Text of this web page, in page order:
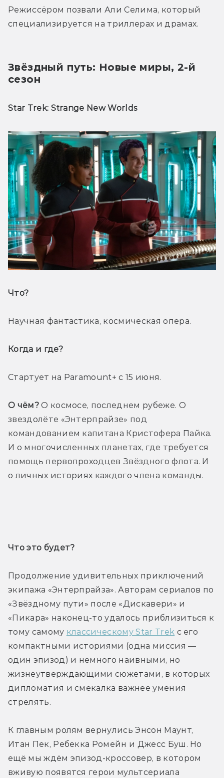
Режиссёром позвали Али Селима, который
специализируется на триллерах и драмах.
Звёздный путь: Новые миры, 2-й
сезон
Star Trek: Strange New Worlds
Что?
Научная фантастика, космическая опера.
Когда и где?
Стартует на Paramount+ с 15 июня.
О чём? О космосе, последнем рубеже. О
звездолёте «Энтерпрайзе» под
командованием капитана Кристофера Пайка.
И о многочисленных планетах, где требуется
помощь первопроходцев Звёздного флота. И
о личных историях каждого члена команды.
Что это будет?
Продолжение удивительных приключений
экипажа «Энтерпрайза». Авторам сериалов по
«Звёздному пути» после «Дискавери» и
«Пикара» наконец-то удалось приблизиться к
тому самому классическому Star Trek с его
компактными историями (одна миссия —
один эпизод) и немного наивными, но
жизнеутверждающими сюжетами, в которых
дипломатия и смекалка важнее умения
стрелять.
К главным ролям вернулись Энсон Маунт,
Итан Пек, Ребекка Ромейн и Джесс Буш. Но
ещё мы ждём эпизод-кроссовер, в котором
вживую появятся герои мультсериала